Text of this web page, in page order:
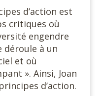
d’action est
critiques où
engendre
déroule à un
et où
». Ainsi, Joan
d’action.